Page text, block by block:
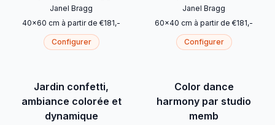
Janel Bragg
40x60 cm à partir de €181,-
Configurer
Janel Bragg
60x40 cm à partir de €181,-
Configurer
Jardin confetti,
ambiance colorée et
dynamique
Color dance
harmony par studio
memb